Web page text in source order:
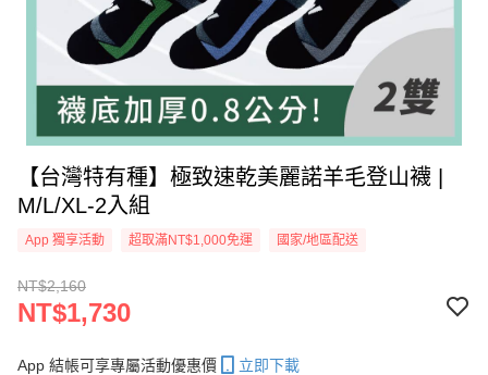
【台灣特有種】極致速乾美麗諾羊毛登山襪 |
M/L/XL-2入組
App 獨享活動 超取滿NT$1,000免運 國家/地區配送
NT$2,160
NT$1,730
App 結帳可享專屬活動優惠價 立即下載